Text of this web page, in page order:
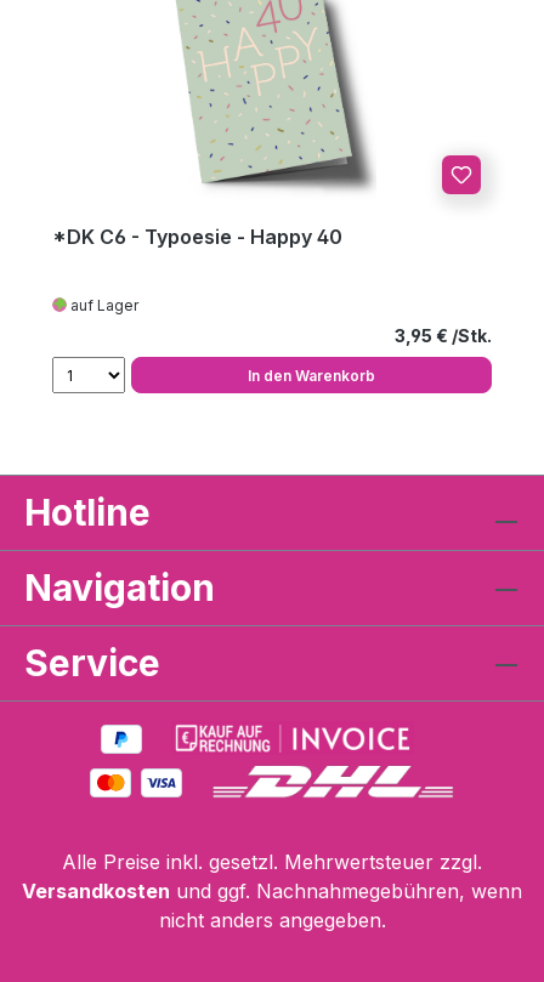
*DK C6 - Typoesie - Happy 40
auf Lager
Regulärer
3,95 €
In den Warenkorb
Hotline
Navigation
Service
Alle Preise inkl. gesetzl. Mehrwertsteuer zzgl.
Versandkosten und ggf. Nachnahmegebühren, wenn
nicht anders angegeben.